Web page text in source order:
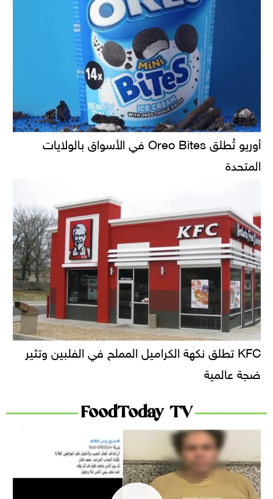
أوريو تُطلق Oreo Bites في الأسواق بالولايات
المتحدة
KFC تطلق نكهة الكراميل المملح في الفلبين وتثير
ضجة عالمية
FoodToday TV